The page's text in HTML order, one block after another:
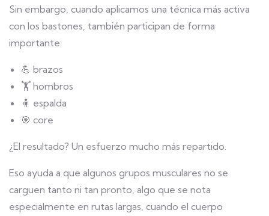
Sin embargo, cuando aplicamos una técnica más activa
con los bastones, también participan de forma
importante:
💪 brazos
🏋️ hombros
🧍 espalda
🎯 core
¿El resultado? Un esfuerzo mucho más repartido.
Eso ayuda a que algunos grupos musculares no se
carguen tanto ni tan pronto, algo que se nota
especialmente en rutas largas, cuando el cuerpo